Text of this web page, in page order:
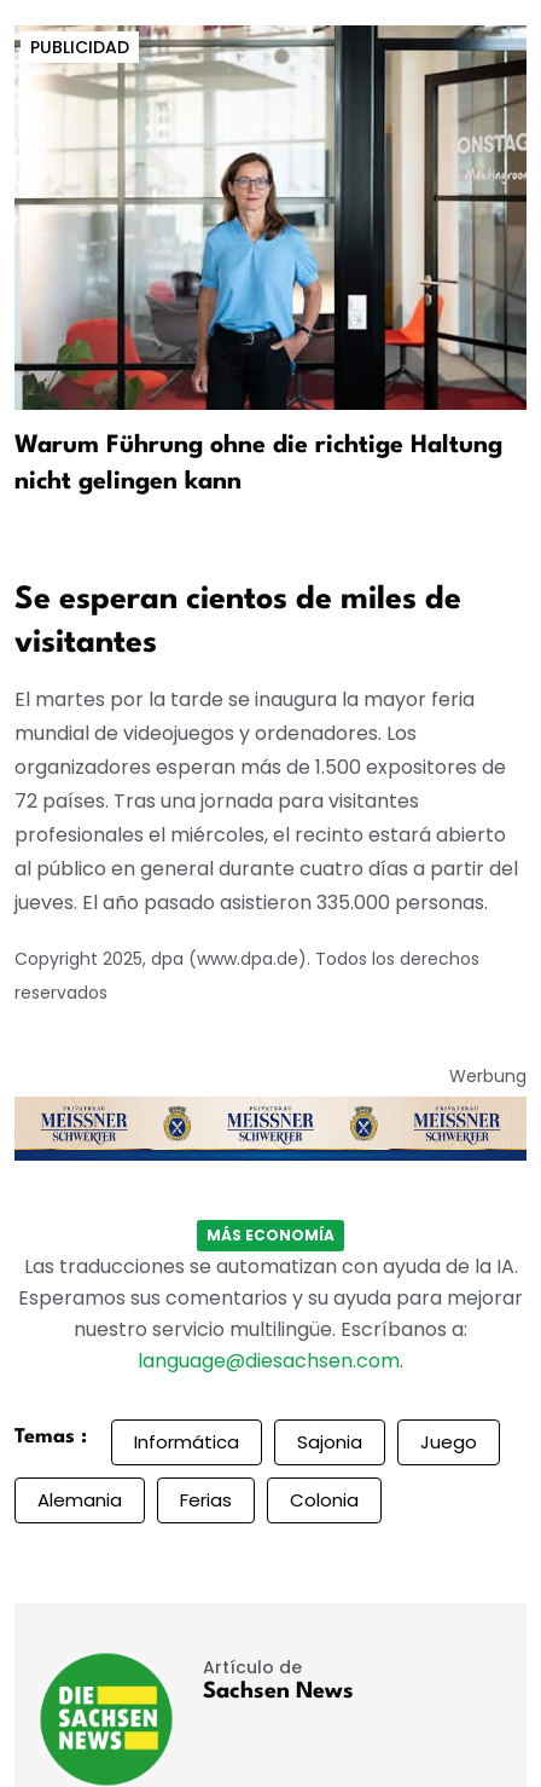
PUBLICIDAD
Warum Führung ohne die richtige Haltung
nicht gelingen kann
Se esperan cientos de miles de
visitantes
El martes por la tarde se inaugura la mayor feria
mundial de videojuegos y ordenadores. Los
organizadores esperan más de 1.500 expositores de
72 países. Tras una jornada para visitantes
profesionales el miércoles, el recinto estará abierto
al público en general durante cuatro días a partir del
jueves. El año pasado asistieron 335.000 personas.
Copyright 2025, dpa (www.dpa.de). Todos los derechos
reservados
Werbung
MÁS ECONOMÍA
Las traducciones se automatizan con ayuda de la IA.
Esperamos sus comentarios y su ayuda para mejorar
nuestro servicio multilingüe. Escríbanos a:
language@diesachsen.com.
Temas : Informática Sajonia Juego
Alemania Ferias Colonia
Artículo de
Sachsen News